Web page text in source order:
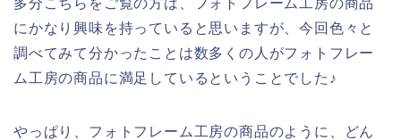
にかなり興味を持っていると思いますが、今回色々と
調べてみて分かったことは数多くの人がフォトフレー
ム工房の商品に満足しているということでした♪
やっぱり、フォトフレーム工房の商品のように、どん